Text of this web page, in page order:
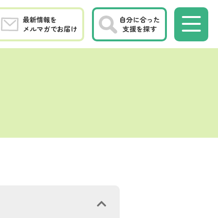
最新情報を
メルマガでお届け
自分に合った
支援を探す